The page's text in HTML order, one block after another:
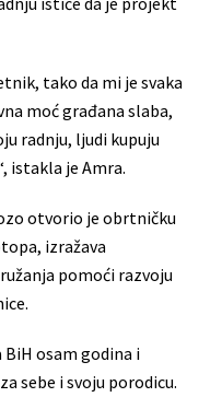
tako da mi je svaka
moć građana slaba,
radnju, ljudi kupuju
istakla je Amra.
otvorio je obrtničku
izražava
pomoći razvoju
BiH osam godina i
sebe i svoju porodicu.